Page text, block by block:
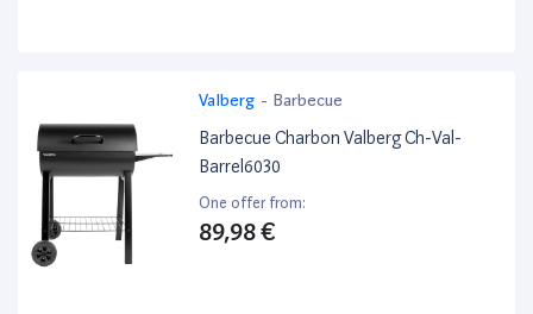
Valberg - Barbecue
Barbecue Charbon Valberg Ch-Val-
Barrel6030
One offer from:
89,98 €